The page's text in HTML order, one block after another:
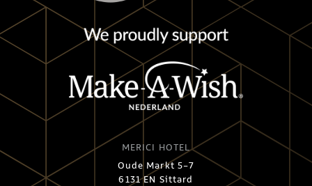
MERICI HOTEL
Oude Markt 5-7
6131 EN Sittard